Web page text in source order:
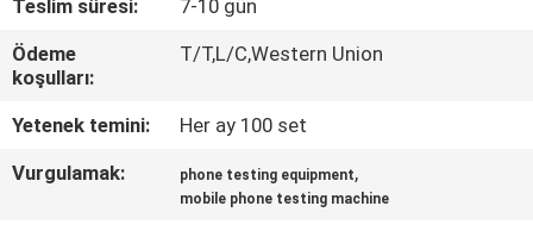
BIZE
ULAŞIN
HABERLER
Teslim süresi:
7-10 gün
Ödeme
koşulları:
T/T,L/C,Western Union
Yetenek temini:
Her ay 100 set
Vurgulamak:
phone testing equipment,
mobile phone testing machine